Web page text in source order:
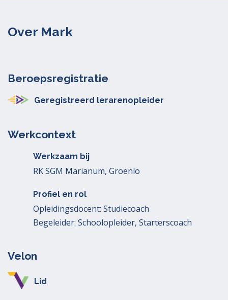
Over Mark
Beroepsregistratie
Geregistreerd lerarenopleider
Werkcontext
Werkzaam bij
RK SGM Marianum, Groenlo
Profiel en rol
Opleidingsdocent: Studiecoach
Begeleider: Schoolopleider, Starterscoach
Velon
Lid